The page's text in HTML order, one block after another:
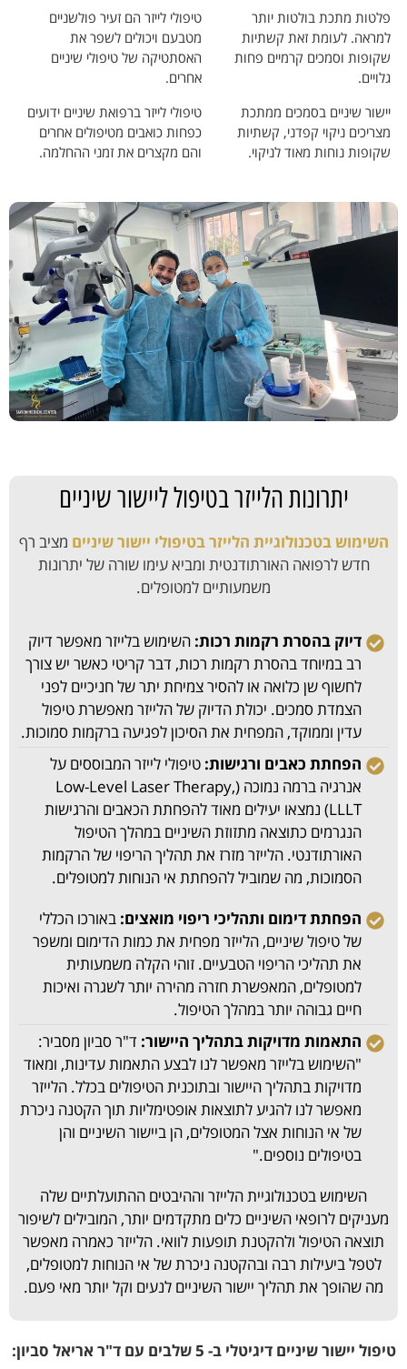
פלטות מתכת בולטות יותר
למראה. לעומת זאת קשתיות
שקופות וסמכים קרמיים פחות
גלויים.
טיפולי לייזר הם זעיר פולשניים
מטבעם ויכולים לשפר את
האסתטיקה של טיפולי שיניים
אחרים.
יישור שיניים בסמכים ממתכת
מצריכים ניקוי קפדני, קשתיות
שקופות נוחות מאוד לניקוי.
טיפולי לייזר ברפואת שיניים ידועים
כפחות כואבים מטיפולים אחרים
והם מקצרים את זמני ההחלמה.
יתרונות הלייזר בטיפול ליישור שיניים
השימוש בטכנולוגיית הלייזר בטיפולי יישור שיניים מציב רף
חדש לרפואה האורתודנטית ומביא עימו שורה של יתרונות
משמעותיים למטופלים.
דיוק בהסרת רקמות רכות: השימוש בלייזר מאפשר דיוק
רב במיוחד בהסרת רקמות רכות, דבר קריטי כאשר יש צורך
לחשוף שן כלואה או להסיר צמיחת יתר של חניכיים לפני
הצמדת סמכים. יכולת הדיוק של הלייזר מאפשרת טיפול
עדין וממוקד, המפחית את הסיכון לפגיעה ברקמות סמוכות.
הפחתת כאבים ורגישות: טיפולי לייזר המבוססים על
אנרגיה ברמה נמוכה (Low-Level Laser Therapy,
LLLT) נמצאו יעילים מאוד להפחתת הכאבים והרגישות
הנגרמים כתוצאה מתזוזת השיניים במהלך הטיפול
האורתודנטי. הלייזר מזרז את תהליך הריפוי של הרקמות
הסמוכות, מה שמוביל להפחתת אי הנוחות למטופלים.
הפחתת דימום ותהליכי ריפוי מואצים: באורכו הכללי
של טיפול שיניים, הלייזר מפחית את כמות הדימום ומשפר
את תהליכי הריפוי הטבעיים. זוהי הקלה משמעותית
למטופלים, המאפשרת חזרה מהירה יותר לשגרה ואיכות
חיים גבוהה יותר במהלך הטיפול.
התאמות מדויקות בתהליך היישור: ד"ר סביון מסביר:
"השימוש בלייזר מאפשר לנו לבצע התאמות עדינות, ומאוד
מדויקות בתהליך היישור ובתוכנית הטיפולים בכלל. הלייזר
מאפשר לנו להגיע לתוצאות אופטימליות תוך הקטנה ניכרת
של אי הנוחות אצל המטופלים, הן ביישור השיניים והן
בטיפולים נוספים."
השימוש בטכנולוגיית הלייזר וההיבטים ההתועלתיים שלה
מעניקים לרופאי השיניים כלים מתקדמים יותר, המובילים לשיפור
תוצאה הטיפול ולהקטנת תופעות לוואי. הלייזר כאמרה מאפשר
לטפל ביעילות רבה ובהקטנה ניכרת של אי הנוחות למטופלים,
מה שהופך את תהליך יישור השיניים לנעים וקל יותר מאי פעם.
טיפול יישור שיניים דיגיטלי ב- 5 שלבים עם ד"ר אריאל סביון: